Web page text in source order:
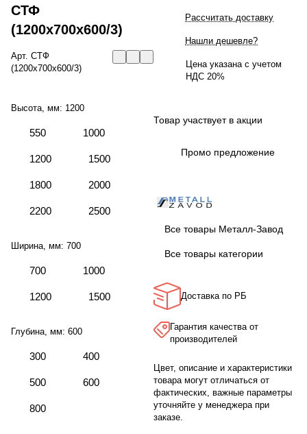
СТФ
(1200x700x600/3)
Арт. СТФ
(1200x700x600/3)
Высота, мм: 1200
550 1000
1200 1500
1800 2000
2200 2500
Ширина, мм: 700
700 1000
1200 1500
Глубина, мм: 600
300 400
500 600
800
Рассчитать доставку
Нашли дешевле?
Цена указана с учетом
НДС 20%
Товар участвует в акции
Промо предложение
Все товары Металл-Завод
Все товары категории
Доставка по РБ
Гарантия качества от
производителей
Цвет, описание и характеристики
товара могут отличаться от
фактических, важные параметры
уточняйте у менеджера при
заказе.